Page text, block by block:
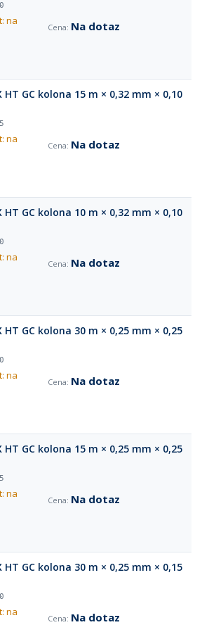
na
Na dotaz
HT GC kolona 15 m × 0,32 mm × 0,10
na
Na dotaz
HT GC kolona 10 m × 0,32 mm × 0,10
na
Na dotaz
HT GC kolona 30 m × 0,25 mm × 0,25
na
Na dotaz
HT GC kolona 15 m × 0,25 mm × 0,25
na
Na dotaz
HT GC kolona 30 m × 0,25 mm × 0,15
na
Na dotaz